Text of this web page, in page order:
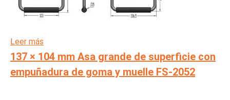
Leer más
137 × 104 mm Asa grande de superficie con
empuñadura de goma y muelle FS-2052